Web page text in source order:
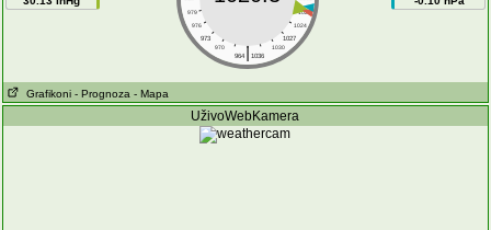
979
1021
976
1024
973
1027
970
1030
|
964 1036
Grafikoni - Prognoza - Mapa
UživoWebKamera